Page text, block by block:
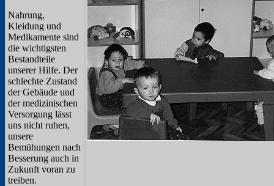
Nahrung,
Kleidung und
Medikamente sind
die wichtigsten
Bestandteile
unserer Hilfe. Der
schlechte Zustand
der Gebäude und
der medizinischen
Versorgung lässt
uns nicht ruhen,
unsere
Bemühungen nach
Besserung auch in
Zukunft voran zu
treiben.